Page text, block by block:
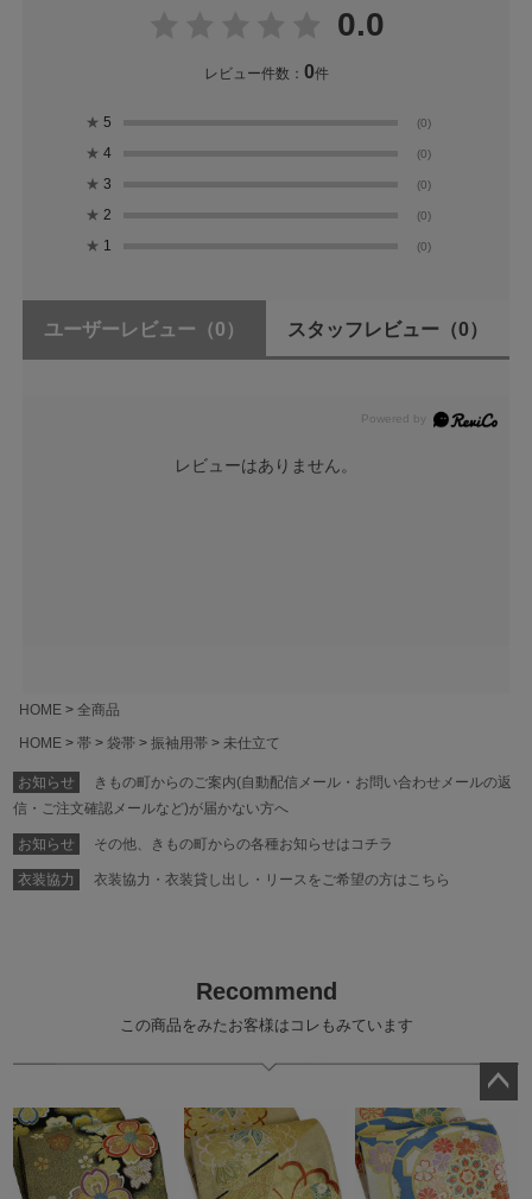
0.0
レビュー件数： 0件
★ 5 (0)
★ 4 (0)
★ 3 (0)
★ 2 (0)
★ 1 (0)
ユーザーレビュー （0） スタッフレビュー （0）
レビューはありません。
HOME
全商品
HOME
帯 袋帯 振袖用帯 未仕立て
お知らせ
きもの町からのご案内(自動配信メール・お問い合わせメールの返
信・ご注文確認メールなど)が届かない方へ
お知らせ その他、きもの町からの各種お知らせはコチラ
衣装協力 衣装協力・衣装貸し出し・リースをご希望の方はこちら
Recommend
この商品をみたお客様はコレもみています
ジト
ップ
へ